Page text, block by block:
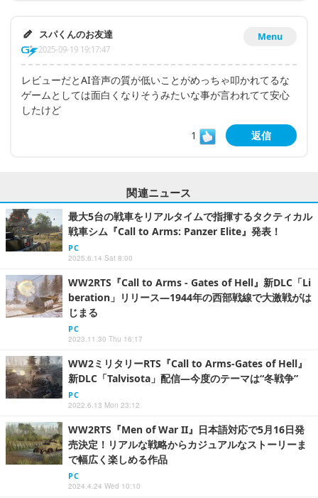
Menu
スパくんのお友達
2025-09-19 19:17:47
レビューだとAI音声の質が低いことがめっちゃ叩かれてるな
ゲームとしては面白くなりそうみたいな事が言われてて安心
したけど
1
返信
関連ニュース
最大5台の戦車をリアルタイムで指揮するタクティカル
戦車シム『Call to Arms: Panzer Elite』発表！
PC
2025.6.14 Sat 8:00
WW2RTS『Call to Arms - Gates of Hell』新DLC「Li
beration」リリース―1944年の西部戦線で大激戦がは
じまる
PC
2023.11.30 Thu 16:17
WW2ミリタリーRTS『Call to Arms-Gates of Hell』
新DLC「Talvisota」配信―今度のテーマは“冬戦争”
PC
2022.6.13 Mon 23:12
WW2RTS『Men of War II』日本語対応で5月16日発
売決定！リアルな戦略からカジュアルなストーリーま
で幅広く楽しめる作品
PC
2024.4.24 Wed 10:10